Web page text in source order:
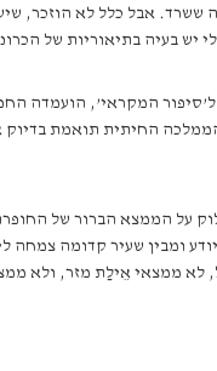
אבל כלל לא הוזכר,
יש בעיה בתיאוריות של
המקראי’, הועמדה
החיתית תואמת
על הממצא הברור של
9 לפנה”ס התפשט לעיר דוד – כל
ממצאי אֵילַת מזר, ולא